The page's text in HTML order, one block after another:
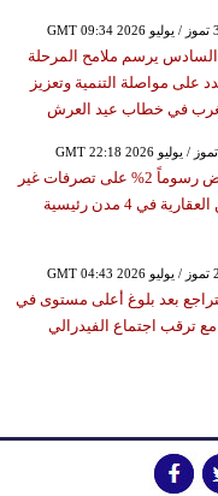
يرسم ملامح المرحلة
على مواصلة التنمية وتعزيز
في خطاب عيد العرش
السعودية تفرض رسوماً 2% على تصرفات غير
في 4 مدن رئيسية
بعد بلوغ أعلى مستوى في
ترقب اجتماع الفيدرالي